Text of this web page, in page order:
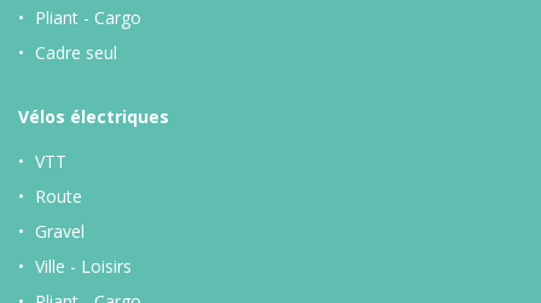
Pliant - Cargo
Cadre seul
Vélos électriques
VTT
Route
Gravel
Ville - Loisirs